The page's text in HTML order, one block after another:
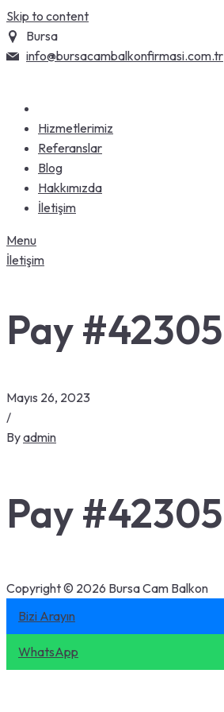
Skip to content
Bursa
info@bursacambalkonfirmasi.com.tr
Hizmetlerimiz
Referanslar
Blog
Hakkımızda
İletişim
Menu
İletişim
Pay #42305
Mayıs 26, 2023
/
Byadmin
Pay #42305
Copyright © 2026 Bursa Cam Balkon
Bizi Arayın
WhatsApp